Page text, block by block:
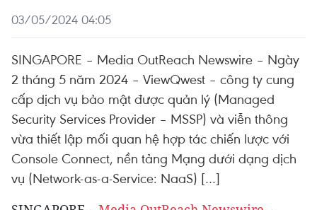
03/05/2024 04:05
SINGAPORE – Media OutReach Newswire – Ngày
2 tháng 5 năm 2024 – ViewQwest – công ty cung
cấp dịch vụ bảo mật được quản lý (Managed
Security Services Provider – MSSP) và viễn thông
vừa thiết lập mối quan hệ hợp tác chiến lược với
Console Connect, nền tảng Mạng dưới dạng dịch
vụ (Network-as-a-Service: NaaS) […]